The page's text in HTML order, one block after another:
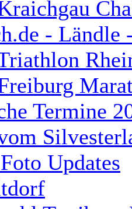
- Ländle
Termine
Updates